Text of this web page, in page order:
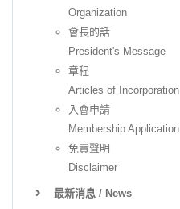
Organization
會長的話
President's Message
章程
Articles of Incorporation
入會申請
Membership Application
免責聲明
Disclaimer
最新消息 / News